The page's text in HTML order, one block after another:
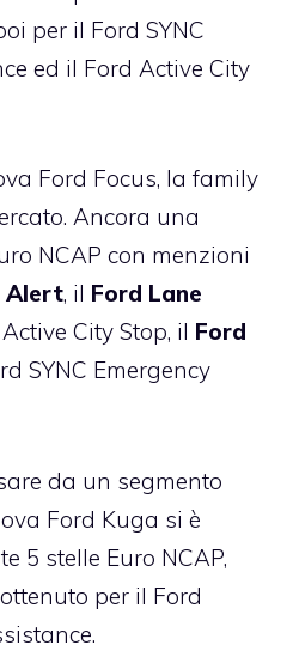
per il Ford SYNC
ed il Ford Active City
Ford Focus, la family
Ancora una
NCAP con menzioni
Alert, il Ford Lane
City Stop, il Ford
SYNC Emergency
da un segmento
Ford Kuga si è
5 stelle Euro NCAP,
per il Ford